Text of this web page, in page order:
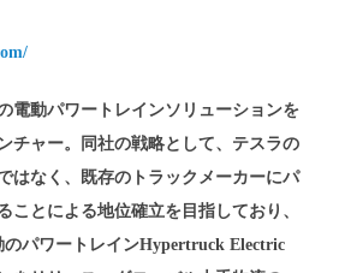
電動パワートレインソリューションを
チャー。同社の戦略として、テスラの
はなく、既存のトラックメーカーにパ
ことによる地位確立を目指しており、
のパワートレインHypertruck Electric